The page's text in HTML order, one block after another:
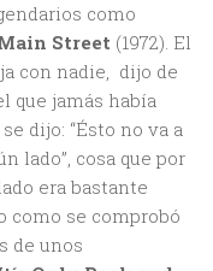
como
Street (1972). El
con nadie, dijo de
que jamás había
dijo: “Ésto no va a
lado”, cosa que por
era bastante
como se comprobó
de unos